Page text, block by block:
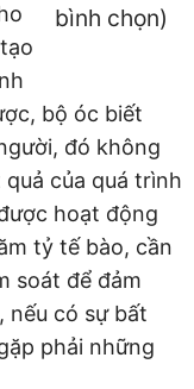
bình chọn)
bộ óc biết
đó không
của quá trình
hoạt động
tỷ tế bào, cần
soát để đảm
nếu có sự bất
phải những